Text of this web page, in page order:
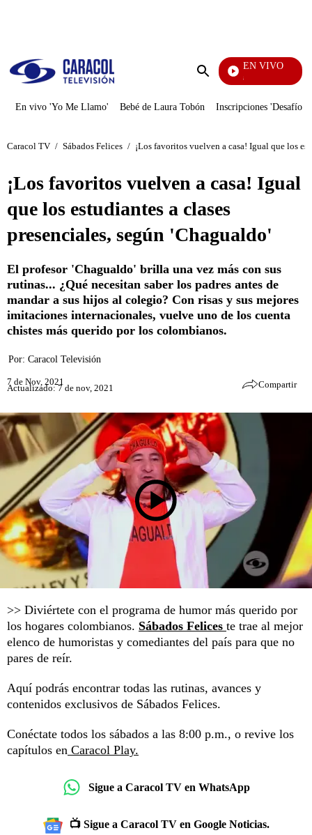
Enviar
EN VIVO
También Caerás
En vivo 'Yo Me Llamo' Bebé de Laura Tobón Inscripciones 'Desafío'
Caracol TV / Sábados Felices / ¡Los favoritos vuelven a casa! Igual que los
¡Los favoritos vuelven a casa! Igual
que los estudiantes a clases
presenciales, según 'Chagualdo'
El profesor 'Chagualdo' brilla una vez más con sus
rutinas... ¿Qué necesitan saber los padres antes de
mandar a sus hijos al colegio? Con risas y sus mejores
imitaciones internacionales, vuelve uno de los cuenta
chistes más querido por los colombianos.
Por: Caracol Televisión
7 de Nov, 2021
Actualizado: 7 de nov, 2021 Compartir
>> Diviértete con el programa de humor más querido por
los hogares colombianos. Sábados Felices te trae al mejor
elenco de humoristas y comediantes del país para que no
pares de reír.
Aquí podrás encontrar todas las rutinas, avances y
contenidos exclusivos de Sábados Felices.
Conéctate todos los sábados a las 8:00 p.m., o revive los
capítulos en Caracol Play.
Sigue a Caracol TV en WhatsApp
📺 Sigue a Caracol TV en Google Noticias.